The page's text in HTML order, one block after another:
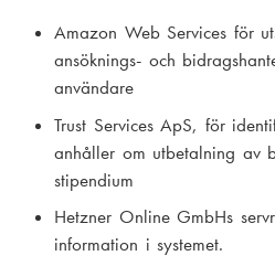
Amazon Web Services för
ansöknings- och
användare
Trust Services ApS, för
anhåller om utbetalning av
stipendium
Hetzner Online GmbHs
information i systemet.